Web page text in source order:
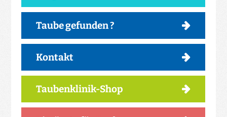
reicht der Taube zur Erholung schon die
Versorgung mit Trinkwasser. Im
Taubenschlag sucht die Taube die so
genannte Tränke auf, aber eine kleine Schale
mit Wasser im Sichtbereich der Taube reicht
schon aus.
Tauben sind Körnerfresser. Erbsen, Linsen,
Taube gefunden ?
Kontakt
Taubenklinik-Shop